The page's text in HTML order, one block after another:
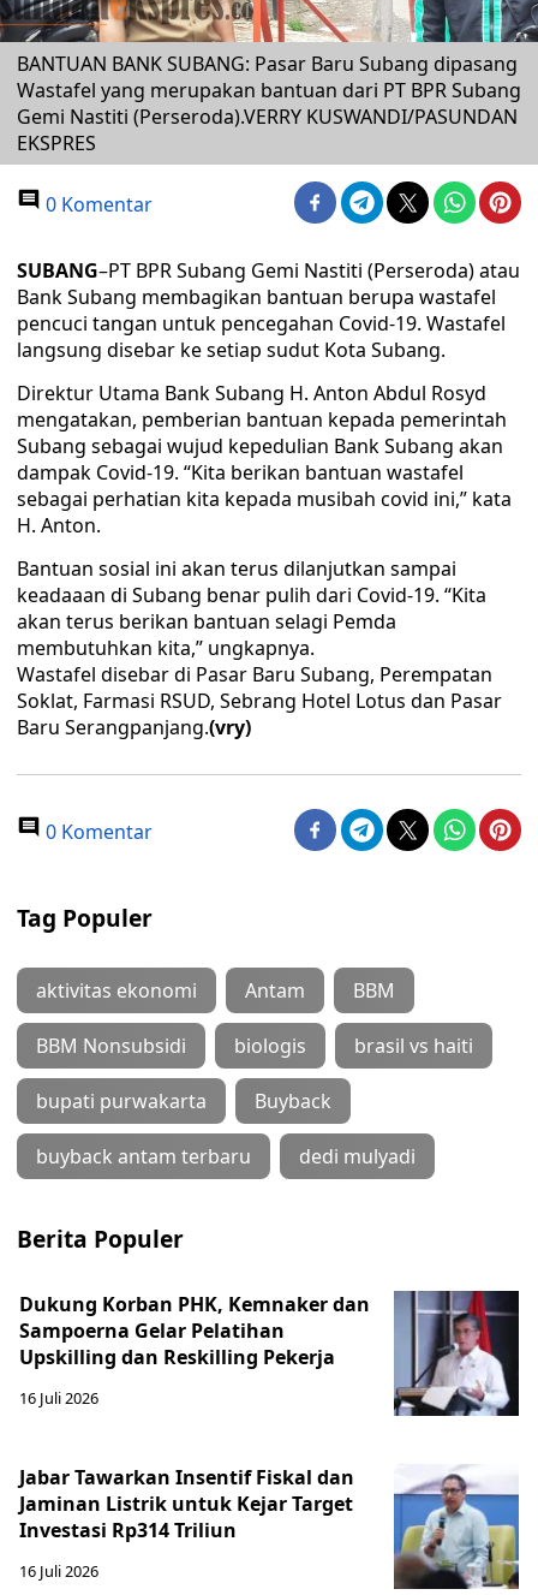
BANTUAN BANK SUBANG: Pasar Baru Subang dipasang
Wastafel yang merupakan bantuan dari PT BPR Subang
Gemi Nastiti (Perseroda).VERRY KUSWANDI/PASUNDAN
EKSPRES
0 Komentar
SUBANG–PT BPR Subang Gemi Nastiti (Perseroda) atau
Bank Subang membagikan bantuan berupa wastafel
pencuci tangan untuk pencegahan Covid-19. Wastafel
langsung disebar ke setiap sudut Kota Subang.
Direktur Utama Bank Subang H. Anton Abdul Rosyd
mengatakan, pemberian bantuan kepada pemerintah
Subang sebagai wujud kepedulian Bank Subang akan
dampak Covid-19. “Kita berikan bantuan wastafel
sebagai perhatian kita kepada musibah covid ini,” kata
H. Anton.
Bantuan sosial ini akan terus dilanjutkan sampai
keadaaan di Subang benar pulih dari Covid-19. “Kita
akan terus berikan bantuan selagi Pemda
membutuhkan kita,” ungkapnya.
Wastafel disebar di Pasar Baru Subang, Perempatan
Soklat, Farmasi RSUD, Sebrang Hotel Lotus dan Pasar
Baru Serangpanjang.(vry)
0 Komentar
Tag Populer
aktivitas ekonomi Antam BBM
BBM Nonsubsidi biologis brasil vs haiti
bupati purwakarta Buyback
buyback antam terbaru dedi mulyadi
Berita Populer
Dukung Korban PHK, Kemnaker dan
Sampoerna Gelar Pelatihan
Upskilling dan Reskilling Pekerja
16 Juli 2026
Jabar Tawarkan Insentif Fiskal dan
Jaminan Listrik untuk Kejar Target
Investasi Rp314 Triliun
16 Juli 2026